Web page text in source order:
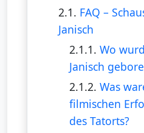
2.1. FAQ –
Janisch
2.1.1. Wo
Janisch
2.1.2. Was
filmischen
des Tatorts?